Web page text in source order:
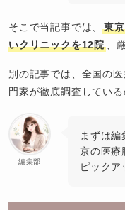
そこで当記事では、東
いクリニックを12院、
別の記事では、全国の
門家が徹底調査してい
編集部
まずは
京の医療
ピックア